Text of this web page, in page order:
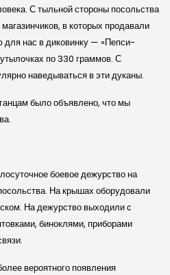
С тыльной стороны посольства
в которых продавали
нас в диковинку — «Пепси-
по 330 граммов. С
наведываться в эти дуканы.
было объявлено, что мы
боевое дежурство на
На крышах оборудовали
На дежурство выходили с
биноклями, приборами
вероятного появления